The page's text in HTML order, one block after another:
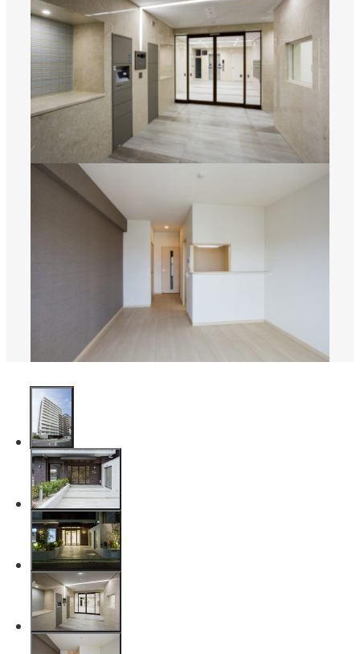
matsuyoshi_kensetsu
つむぎの家
matsuyoshikensetsu
松吉建設株式会社